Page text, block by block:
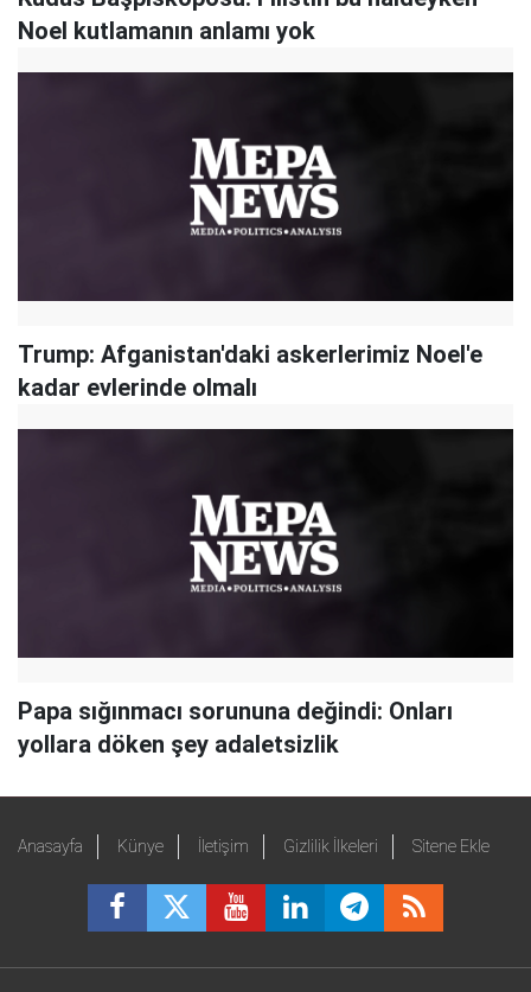
Noel kutlamanın anlamı yok
Trump: Afganistan'daki askerlerimiz Noel'e
kadar evlerinde olmalı
Papa sığınmacı sorununa değindi: Onları
yollara döken şey adaletsizlik
Anasayfa Künye İletişim Gizlilik İlkeleri Sitene Ekle